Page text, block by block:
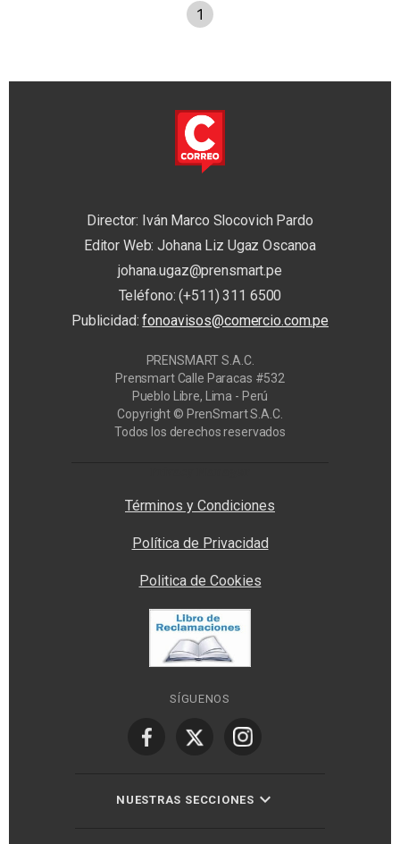
1
Director: Iván Marco Slocovich Pardo
Editor Web: Johana Liz Ugaz Oscanoa
johana.ugaz@prensmart.pe
Teléfono: (+511) 311 6500
Publicidad:fonoavisos@comercio.com.pe
PRENSMART S.A.C.
Prensmart Calle Paracas #532
Pueblo Libre, Lima - Perú
Copyright © PrenSmart S.A.C.
Todos los derechos reservados
Términos y Condiciones
Política de Privacidad
Politica de Cookies
SÍGUENOS
NUESTRAS SECCIONES